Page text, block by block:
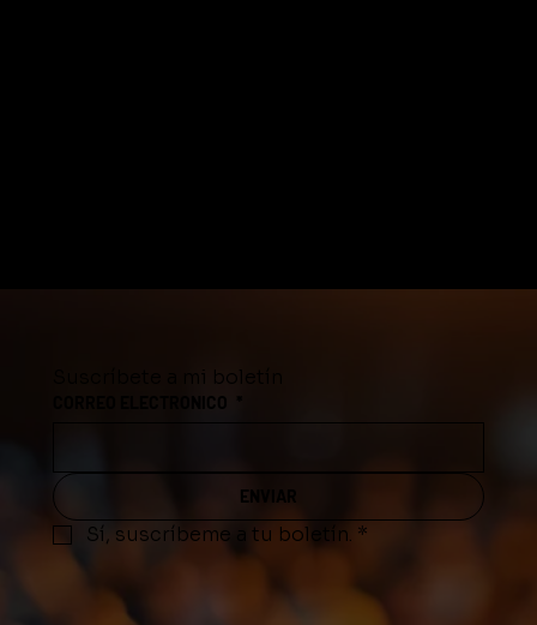
Suscríbete a mi boletín
CORREO ELECTRONICO
ENVIAR
Sí, suscríbeme a tu boletín. *